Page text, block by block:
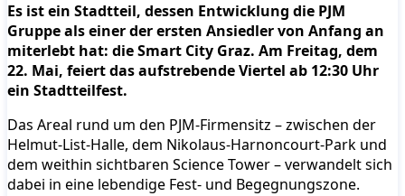
Es ist ein Stadtteil, dessen Entwicklung die PJM
Gruppe als einer der ersten Ansiedler von Anfang an
miterlebt hat: die Smart City Graz. Am Freitag, dem
22. Mai, feiert das aufstrebende Viertel ab 12:30 Uhr
ein Stadtteilfest.
Das Areal rund um den PJM-Firmensitz – zwischen der
Helmut-List-Halle, dem Nikolaus-Harnoncourt-Park und
dem weithin sichtbaren Science Tower – verwandelt sich
dabei in eine lebendige Fest- und Begegnungszone.